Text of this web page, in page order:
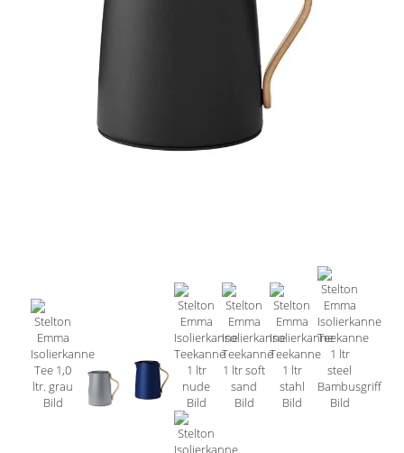
Wasserkocher
RIGTiG Küchenhelfer
Rösle Küchenhelfer
Spring Pfannen
Turk Pfannen
Woll Pfannen
de Buyer Töpfe
Küchenprofi Töpfe
Schulte-Ufer Töpfe
Nymphenburg
Royal Copenhagen
Spode
Wedgwood
Auslauf Serien
Weingläser
Riedel Gläser
Theresienthal Gläser